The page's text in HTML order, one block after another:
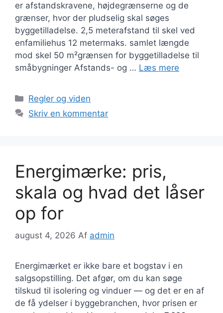
er afstandskravene, højdegrænserne og de
grænser, hvor der pludselig skal søges
byggetilladelse. 2,5 meterafstand til skel ved
enfamiliehus 12 metermaks. samlet længde
mod skel 50 m²grænsen for byggetilladelse til
småbygninger Afstands- og … Læs mere
Kategorier
Regler og viden
Skriv en kommentar
Energimærke: pris,
skala og hvad det låser
op for
august 4, 2026 Af admin
Energimærket er ikke bare et bogstav i en
salgsopstilling. Det afgør, om du kan søge
tilskud til isolering og vinduer — og det er en af
de få ydelser i byggebranchen, hvor prisen er